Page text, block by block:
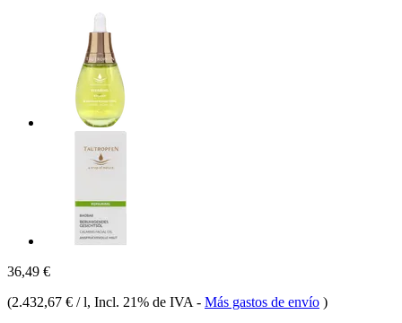
36,49 €
(2.432,67 € / l, Incl. 21% de IVA - Más gastos de envío )